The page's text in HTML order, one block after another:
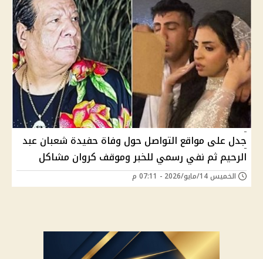
جدل على مواقع التواصل حول وفاة حفيدة شعبان عبد
الرحيم ثم نفي رسمي للخبر وموقف كروان مشاكل
الخميس 14/مايو/2026 - 07:11 م